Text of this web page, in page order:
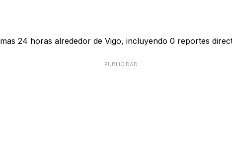
24 horas alrededor de Vigo, incluyendo 0 reportes
PUBLICIDAD